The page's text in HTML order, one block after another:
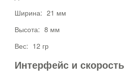
Ширина: 21 мм
Высота: 8 мм
Вес: 12 гр
Интерфейс и скорость